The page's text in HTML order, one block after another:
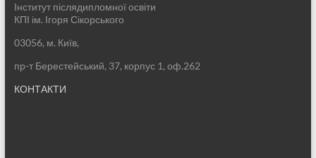
Інститут післядипломної освіти
КПІ ім. Ігоря Сікорського
03056, м. Київ,
пр-т Берестейський, 37, корпус 1, оф.262
КОНТАКТИ